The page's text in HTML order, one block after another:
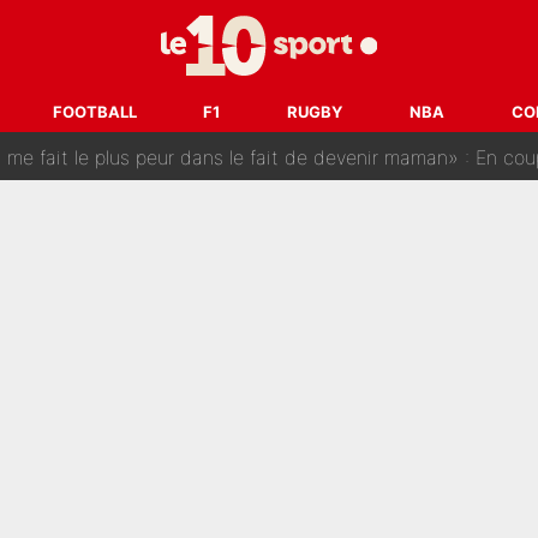
FOOTBALL F1 RUGBY NBA
terminé, DAZN a fait son choix pour Benjamin Da Silva et
conditions pour rejoindre L'EQUIPE du Soir : Il refuse de faire
peur dans le fait de devenir maman» : En couple avec Antoine Dupont, Iris